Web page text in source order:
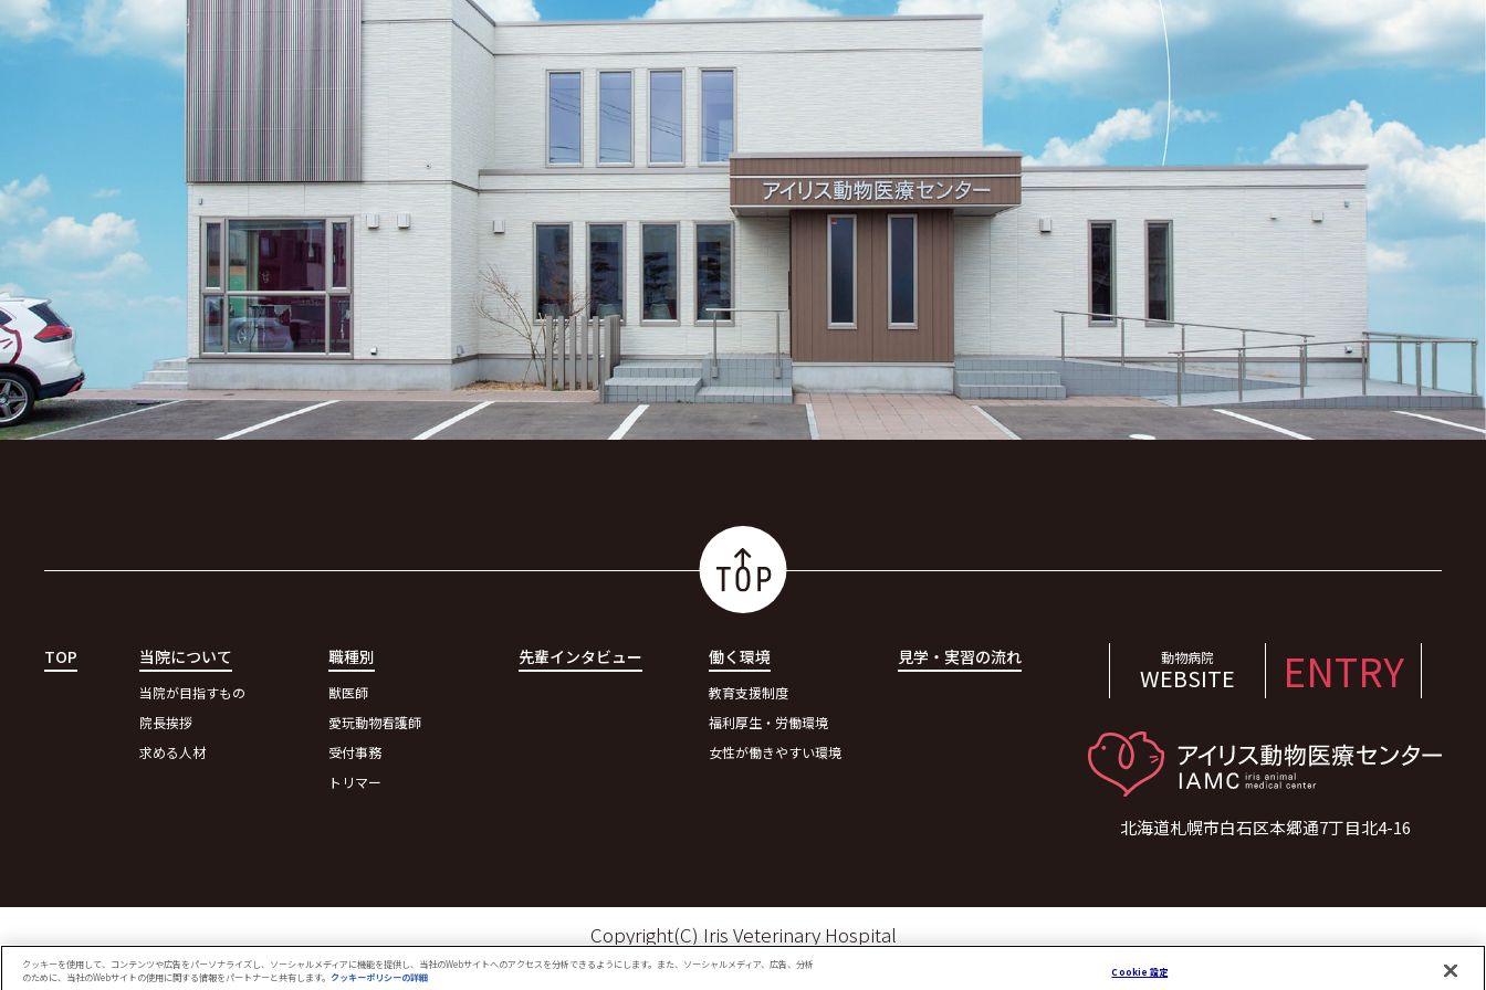
TOP 当院について
当院が目指すもの
院長挨拶
求める人材
職種別
獣医師
愛玩動物看護師
受付事務
トリマー
先輩インタビュー 働く環境
教育支援制度
福利厚生・労働環境
女性が働きやすい環境
見学・実習の流れ 動物病院
WEBSITE ENTRY
北海道札幌市白石区本郷通7丁目北4-16
Copyright(C) Iris Veterinary Hospital
Cookie 設定
クッキーを使用して、コンテンツや広告をパーソナライズし、ソーシャルメディアに機能を提供し、当社のWebサイトへのアクセスを分析できるようにします。また、ソーシャルメディア、広告、分析
のために、当社のWebサイトの使用に関する情報をパートナーと共有します。 クッキーポリシーの詳細 Cookie 設定